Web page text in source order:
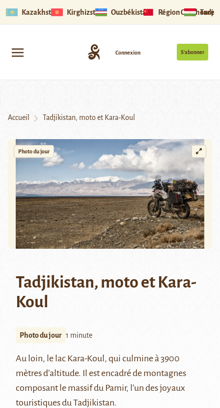
Kazakhstan Kirghizstan Ouzbékistan Région Ouïghoure
S’abonner
Connexion
Accueil Tadjikistan, moto et Kara-Koul
Photo du jour
Tadjikistan, moto et Kara-
Koul
Photo du jour 1 minute
Au loin, le lac Kara-Koul, qui culmine à 3900
mètres d’altitude. Il est encadré de montagnes
composant le massif du Pamir, l’un des joyaux
touristiques du Tadjikistan.